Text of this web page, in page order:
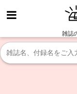
雑誌